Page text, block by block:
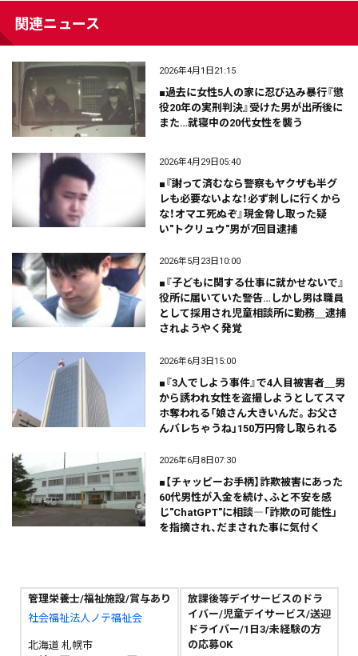
関連ニュース
2026年4月1日21:15
■過去に女性5人の家に忍び込み暴行『懲
役20年の実刑判決』受けた男が出所後に
また…就寝中の20代女性を襲う
2026年4月29日05:40
■『謝って済むなら警察もヤクザも半グ
レも必要ないよな！必ず刺しに行くから
な！オマエ死ぬぞ』現金脅し取った疑
い"トクリュウ"男が7回目逮捕
2026年5月23日10:00
■『子どもに関する仕事に就かせないで』
役所に届いていた警告…しかし男は職員
として採用され児童相談所に勤務＿逮捕
されようやく発覚
2026年6月3日15:00
■『3人でしよう事件』で4人目被害者＿男
から誘われ女性を盗撮しようとしてスマ
ホ奪われる「娘さん大きいんだ。お父さ
んバレちゃうね」150万円脅し取られる
2026年6月8日07:30
■【チャッピーお手柄】詐欺被害にあった
60代男性が入金を続け、ふと不安を感
じ"ChatGPT"に相談―「詐欺の可能性」
を指摘され、だまされた事に気付く
管理栄養士/福祉施設/賞与あり
社会福祉法人ノテ福祉会
北海道 札幌市
放課後等デイサービスのドラ
イバー/児童デイサービス/送迎
ドライバー/1日3/未経験の方
の応募OK